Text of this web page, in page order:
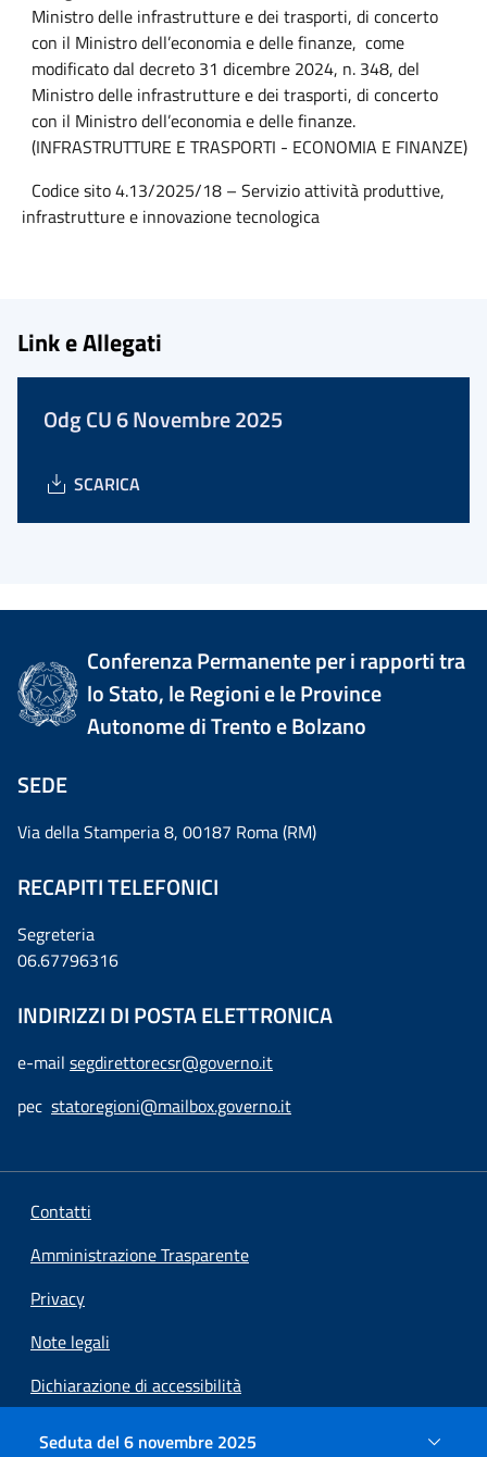
Ministro delle infrastrutture e dei trasporti, di concerto
con il Ministro dell’economia e delle finanze, come
modificato dal decreto 31 dicembre 2024, n. 348, del
Ministro delle infrastrutture e dei trasporti, di concerto
con il Ministro dell’economia e delle finanze.
(INFRASTRUTTURE E TRASPORTI - ECONOMIA E FINANZE)
Codice sito 4.13/2025/18 – Servizio attività produttive,
infrastrutture e innovazione tecnologica
Seduta del 6 novembre 2025
Link e Allegati
Odg CU 6 Novembre 2025
SCARICA
Conferenza Permanente per i rapporti tra
lo Stato, le Regioni e le Province
Autonome di Trento e Bolzano
SEDE
Via della Stamperia 8, 00187 Roma (RM)
RECAPITI TELEFONICI
Segreteria
06.67796316
INDIRIZZI DI POSTA ELETTRONICA
e-mail segdirettorecsr@governo.it
pec statoregioni@mailbox.governo.it
Contatti
Amministrazione Trasparente
Privacy
Note legali
Dichiarazione di accessibilità
Preferenze cookie